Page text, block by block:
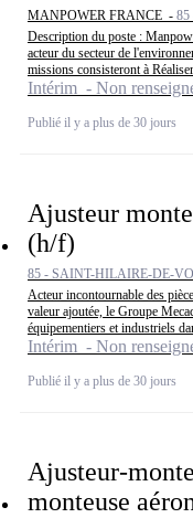
MANPOWER FRANCE -
Description du poste :
acteur du secteur de
missions consisteront à
Intérim - Non
Publié il y a plus de 30 jours
Ajusteur
(h/f)
85 - SAINT-HILAIRE-DE-
Acteur incontournable des
valeur ajoutée, le Groupe
équipementiers et industriels
Intérim - Non
Publié il y a plus de 30 jours
Ajusteur-
monteuse